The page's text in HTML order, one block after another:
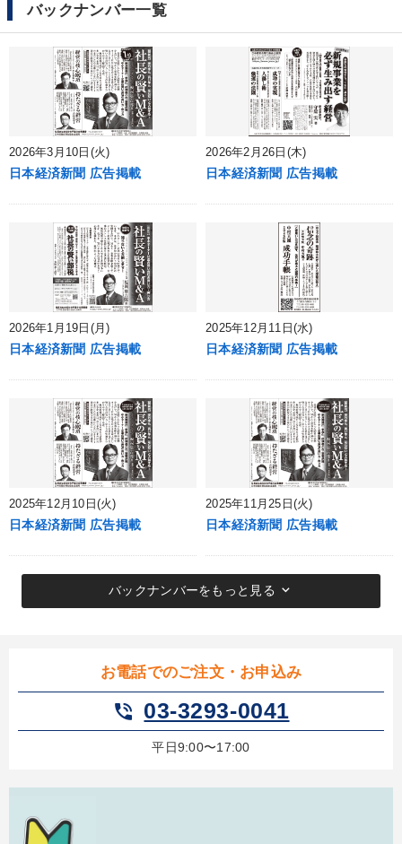
お電話でのご注文・お申込み
phone_in_talk 03-3293-0041
平日9:00〜17:00
バックナンバー一覧
2026年3月10日(火)
日本経済新聞 広告掲載
2026年2月26日(木)
日本経済新聞 広告掲載
2026年1月19日(月)
日本経済新聞 広告掲載
2025年12月11日(水)
日本経済新聞 広告掲載
2025年12月10日(火)
日本経済新聞 広告掲載
2025年11月25日(火)
日本経済新聞 広告掲載
バックナンバーをもっと見る keyboard_arrow_down